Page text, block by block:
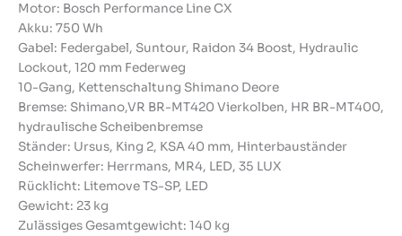
Motor: Bosch Performance Line CX
Akku: 750 Wh
Gabel: Federgabel, Suntour, Raidon 34 Boost, Hydraulic
Lockout, 120 mm Federweg
10-Gang, Kettenschaltung Shimano Deore
Bremse: Shimano,VR BR-MT420 Vierkolben, HR BR-MT400,
hydraulische Scheibenbremse
Ständer: Ursus, King 2, KSA 40 mm, Hinterbauständer
Scheinwerfer: Herrmans, MR4, LED, 35 LUX
Rücklicht: Litemove TS-SP, LED
Gewicht: 23 kg
Zulässiges Gesamtgewicht: 140 kg